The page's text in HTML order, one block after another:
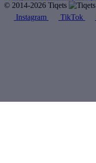
© 2014-2026 Tiqets
Instagram
TikTok